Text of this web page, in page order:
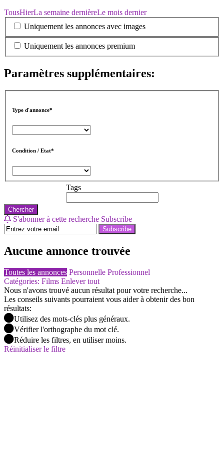
TousHierLa semaine dernièreLe mois dernier
Uniquement les annonces avec images
Uniquement les annonces premium
Paramètres supplémentaires:
Type d'annonce*
Condition / Etat*
Tags
Chercher
S'abonner à cette recherche Subscribe
Subscribe
Aucune annonce trouvée
Toutes les annonces Personnelle Professionnel
Catégories: Films Enlever tout
Nous n'avons trouvé aucun résultat pour votre recherche...
Les conseils suivants pourraient vous aider à obtenir des bon
résultats:
Utilisez des mots-clés plus généraux.
Vérifier l'orthographe du mot clé.
Réduire les filtres, en utiliser moins.
Réinitialiser le filtre